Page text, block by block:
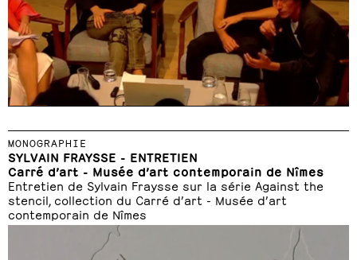
MONOGRAPHIE
SYLVAIN FRAYSSE - ENTRETIEN
Carré d’art - Musée d’art contemporain de Nîmes
Entretien de Sylvain Fraysse sur la série Against the
stencil, collection du Carré d’art - Musée d’art
contemporain de Nîmes